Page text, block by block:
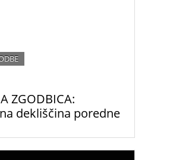
ZGODBICA:
dekliščina poredne
življenju: na svoj poročni dan.